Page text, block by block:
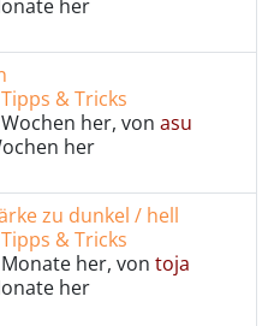
her
& Tricks
her, von asu
her
zu dunkel / hell
& Tricks
her, von toja
her